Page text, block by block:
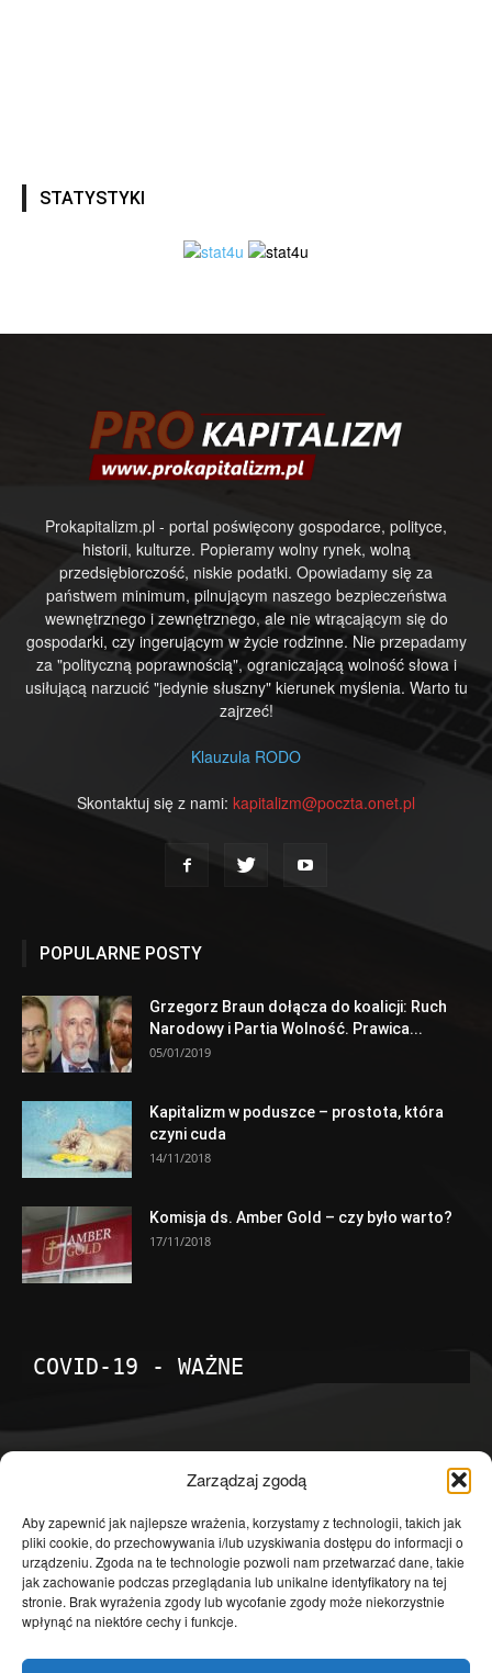
Zarządzaj zgodą
Aby zapewnić jak najlepsze wrażenia, korzystamy z technologii, takich jak
pliki cookie, do przechowywania i/lub uzyskiwania dostępu do informacji o
urządzeniu. Zgoda na te technologie pozwoli nam przetwarzać dane, takie
jak zachowanie podczas przeglądania lub unikalne identyfikatory na tej
stronie. Brak wyrażenia zgody lub wycofanie zgody może niekorzystnie
wpłynąć na niektóre cechy i funkcje.
STATYSTYKI
Prokapitalizm.pl - portal poświęcony gospodarce, polityce,
historii, kulturze. Popieramy wolny rynek, wolną
przedsiębiorczość, niskie podatki. Opowiadamy się za
państwem minimum, pilnującym naszego bezpieczeństwa
wewnętrznego i zewnętrznego, ale nie wtrącającym się do
gospodarki, czy ingerującym w życie rodzinne. Nie przepadamy
za "polityczną poprawnością", ograniczającą wolność słowa i
usiłującą narzucić "jedynie słuszny" kierunek myślenia. Warto tu
zajrzeć!
Klauzula RODO
Skontaktuj się z nami: kapitalizm@poczta.onet.pl
POPULARNE POSTY
Grzegorz Braun dołącza do koalicji: Ruch
Narodowy i Partia Wolność. Prawica...
05/01/2019
Kapitalizm w poduszce – prostota, która
czyni cuda
14/11/2018
Komisja ds. Amber Gold – czy było warto?
17/11/2018
COVID-19 - WAŻNE
Temat dnia
4601
Publicystyka
4363
Polityka
3639
Polska
Społeczeństwo
2823